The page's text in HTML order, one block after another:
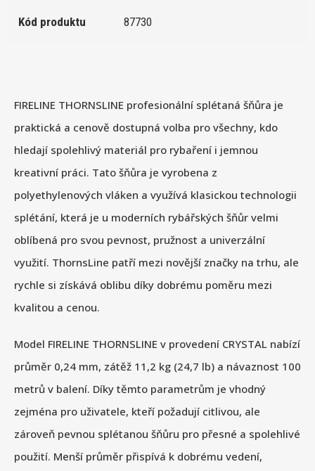
FIRELINE THORNSLINE profesionální splétaná šňůra je
praktická a cenově dostupná volba pro všechny, kdo
hledají spolehlivý materiál pro rybaření i jemnou
kreativní práci. Tato šňůra je vyrobena z
polyethylenových vláken a využívá klasickou technologii
splétání, která je u moderních rybářských šňůr velmi
oblíbená pro svou pevnost, pružnost a univerzální
využití. ThornsLine patří mezi novější značky na trhu, ale
rychle si získává oblibu díky dobrému poměru mezi
kvalitou a cenou.
Model FIRELINE THORNSLINE v provedení CRYSTAL nabízí
průměr 0,24 mm, zátěž 11,2 kg (24,7 lb) a návaznost 100
metrů v balení. Díky těmto parametrům je vhodný
zejména pro uživatele, kteří požadují citlivou, ale
zároveň pevnou splétanou šňůru pro přesné a spolehlivé
použití. Menší průměr přispívá k dobrému vedení,
Kód produktu 87730